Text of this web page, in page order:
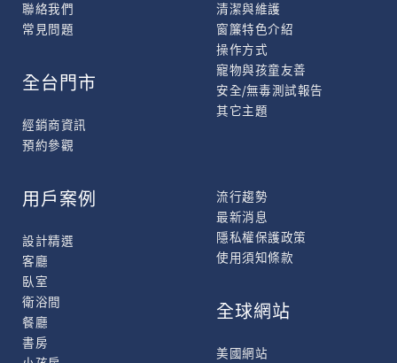
聯絡我們
常見問題
清潔與維護
窗簾特色介紹
操作方式
寵物與孩童友善
安全/無毒測試報告
其它主題
全台門市
經銷商資訊
預約參觀
用戶案例
設計精選
客廳
臥室
衛浴間
餐廳
書房
流行趨勢
最新消息
隱私權保護政策
使用須知條款
全球網站
美國網站